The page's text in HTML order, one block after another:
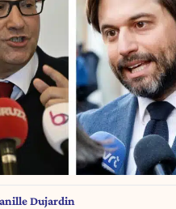
Dujardin